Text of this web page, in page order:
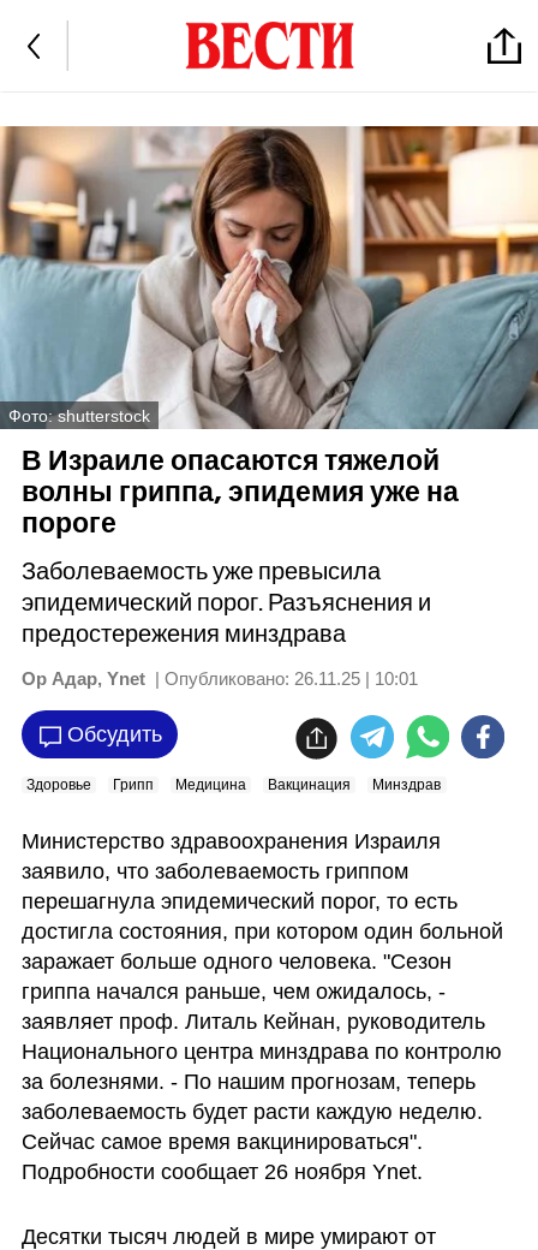
Фото: shutterstock
В Израиле опасаются тяжелой
волны гриппа, эпидемия уже на
пороге
Заболеваемость уже превысила
эпидемический порог. Разъяснения и
предостережения минздрава
Ор Адар, Ynet | Опубликовано: 26.11.25 | 10:01
Обсудить
Здоровье Грипп Медицина Вакцинация Минздрав
Министерство здравоохранения Израиля
заявило, что заболеваемость гриппом
перешагнула эпидемический порог, то есть
достигла состояния, при котором один больной
заражает больше одного человека. "Сезон
гриппа начался раньше, чем ожидалось, -
заявляет проф. Литаль Кейнан, руководитель
Национального центра минздрава по контролю
за болезнями. - По нашим прогнозам, теперь
заболеваемость будет расти каждую неделю.
Сейчас самое время вакцинироваться".
Подробности сообщает 26 ноября Ynet.
Десятки тысяч людей в мире умирают от